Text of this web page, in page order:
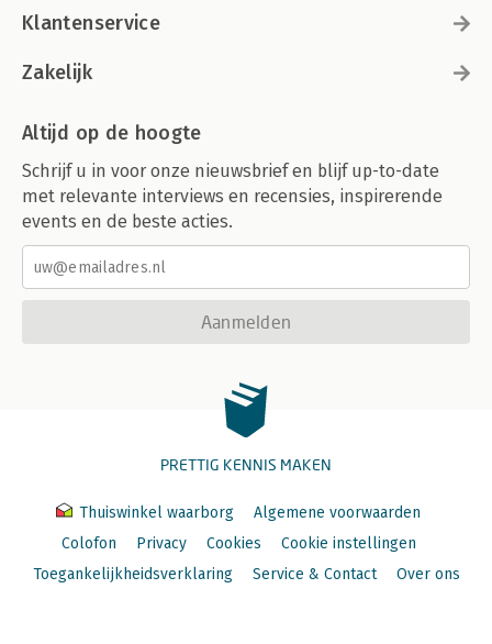
Klantenservice
Zakelijk
Altijd op de hoogte
Schrijf u in voor onze nieuwsbrief en blijf up-to-date
met relevante interviews en recensies, inspirerende
events en de beste acties.
Aanmelden
PRETTIG KENNIS MAKEN
Thuiswinkel waarborg
Algemene voorwaarden
Colofon
Privacy Cookies
Cookie instellingen
Toegankelijkheidsverklaring
Service & Contact Over ons